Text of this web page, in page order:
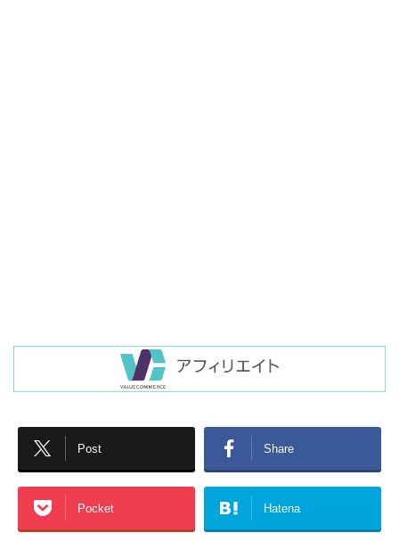
Post Share
Pocket Hatena